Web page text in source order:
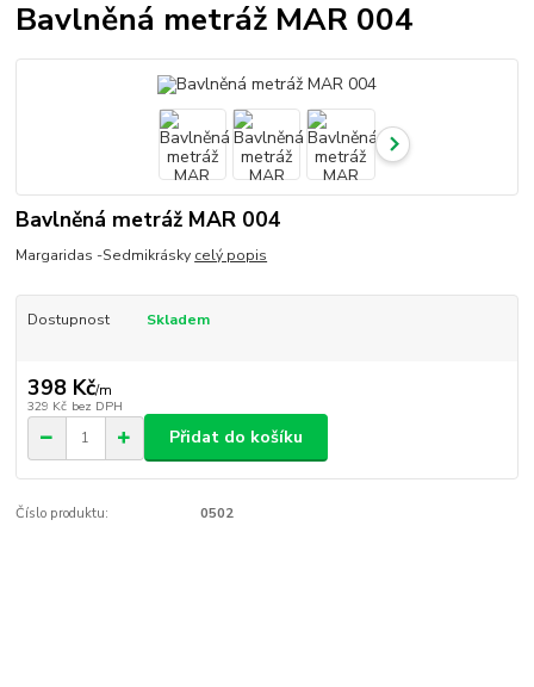
Bavlněná metráž MAR 004
Bavlněná metráž MAR 004
Margaridas -Sedmikrásky celý popis
Dostupnost Skladem
398 Kč/m
329 Kč bez DPH
Přidat do košíku
Číslo produktu: 0502